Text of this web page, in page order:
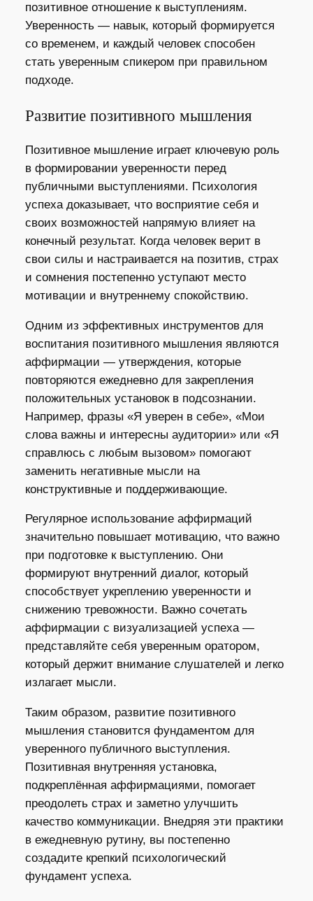
позитивное отношение к выступлениям.
Уверенность — навык, который формируется
со временем, и каждый человек способен
стать уверенным спикером при правильном
подходе.
Развитие позитивного мышления
Позитивное мышление играет ключевую роль
в формировании уверенности перед
публичными выступлениями. Психология
успеха доказывает, что восприятие себя и
своих возможностей напрямую влияет на
конечный результат. Когда человек верит в
свои силы и настраивается на позитив, страх
и сомнения постепенно уступают место
мотивации и внутреннему спокойствию.
Одним из эффективных инструментов для
воспитания позитивного мышления являются
аффирмации — утверждения, которые
повторяются ежедневно для закрепления
положительных установок в подсознании.
Например, фразы «Я уверен в себе», «Мои
слова важны и интересны аудитории» или «Я
справлюсь с любым вызовом» помогают
заменить негативные мысли на
конструктивные и поддерживающие.
Регулярное использование аффирмаций
значительно повышает мотивацию, что важно
при подготовке к выступлению. Они
формируют внутренний диалог, который
способствует укреплению уверенности и
снижению тревожности. Важно сочетать
аффирмации с визуализацией успеха —
представляйте себя уверенным оратором,
который держит внимание слушателей и легко
излагает мысли.
Таким образом, развитие позитивного
мышления становится фундаментом для
уверенного публичного выступления.
Позитивная внутренняя установка,
подкреплённая аффирмациями, помогает
преодолеть страх и заметно улучшить
качество коммуникации. Внедряя эти практики
в ежедневную рутину, вы постепенно
создадите крепкий психологический
фундамент успеха.